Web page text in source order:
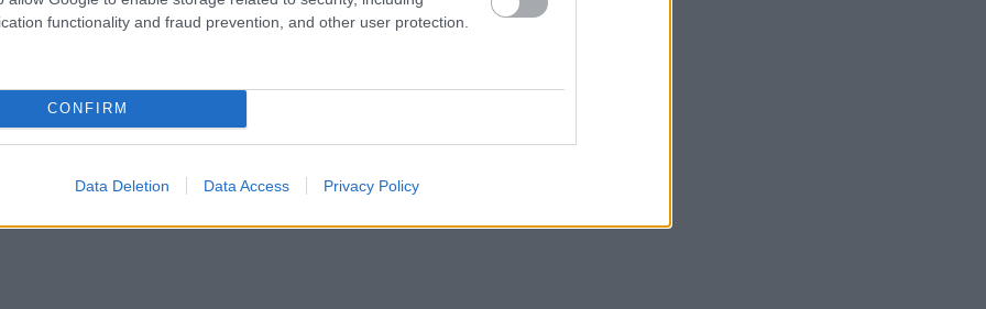
functionality and fraud prevention, and other user protection.
CONFIRM
Data Deletion Data Access Privacy Policy